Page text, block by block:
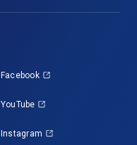
Facebook
YouTube
Instagram